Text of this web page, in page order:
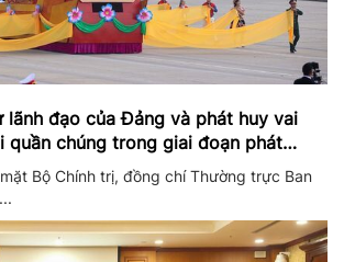
lãnh đạo của Đảng và phát huy vai
quần chúng trong giai đoạn phát
Bộ Chính trị, đồng chí Thường trực Ban